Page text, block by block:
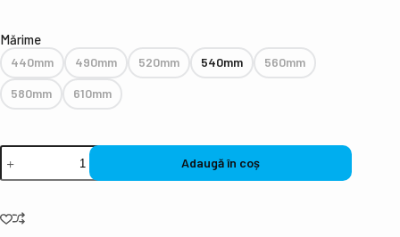
Mǎrime
440mm 490mm 520mm 540mm 560mm
580mm 610mm
Adaugă în coș